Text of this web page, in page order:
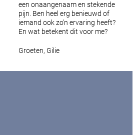
een onaangenaam en stekende
pijn. Ben heel erg benieuwd of
iemand ook zo’n ervaring heeft?
En wat betekent dit voor me?
Groeten, Gilie